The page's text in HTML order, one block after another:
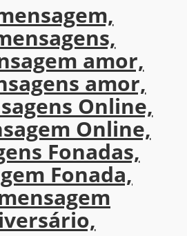
amor,
amor,
Online,
Online,
Fonadas,
Fonada,